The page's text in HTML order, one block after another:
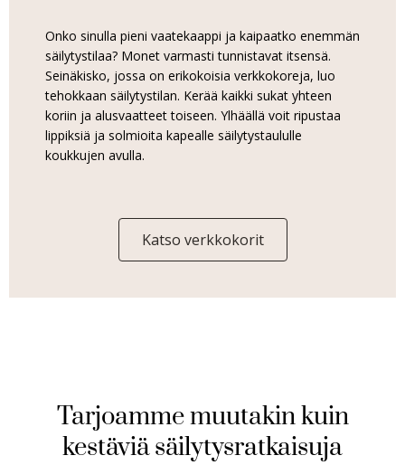
Onko sinulla pieni vaatekaappi ja kaipaatko enemmän
säilytystilaa? Monet varmasti tunnistavat itsensä.
Seinäkisko, jossa on erikokoisia verkkokoreja, luo
tehokkaan säilytystilan. Kerää kaikki sukat yhteen
koriin ja alusvaatteet toiseen. Ylhäällä voit ripustaa
lippiksiä ja solmioita kapealle säilytystaululle
koukkujen avulla.
Katso verkkokorit
Tarjoamme muutakin kuin
kestäviä säilytysratkaisuja